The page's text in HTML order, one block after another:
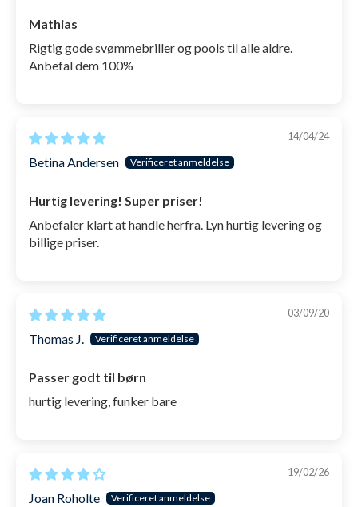
Mathias
Rigtig gode svømmebriller og pools til alle aldre.
Anbefal dem 100%
14/04/24
Betina Andersen
Hurtig levering! Super priser!
Anbefaler klart at handle herfra. Lyn hurtig levering og
billige priser.
03/09/20
Thomas J.
Passer godt til børn
hurtig levering, funker bare
19/02/26
Joan Roholte